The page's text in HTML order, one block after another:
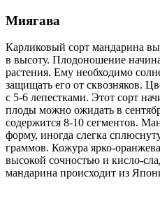
Миягава
Карликовый сорт мандарина
в высоту. Плодоношение
растения. Ему необходимо
защищать его от сквозняков.
с 5-6 лепестками. Этот сорт
плоды можно ожидать в
содержится 8-10 сегментов.
форму, иногда слегка
граммов. Кожура ярко-
высокой сочностью и кисло-
мандарина происходит из